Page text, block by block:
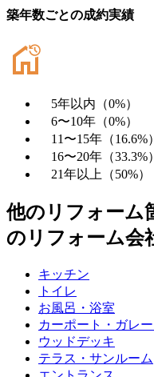
築年数ごとの成約実績
5年以内 （0%）
6〜10年 （0%）
11〜15年 （16.6%）
16〜20年 （33.3%）
21年以上
（50%）
他のリフォーム
のリフォーム会
キッチン
トイレ
お風呂・浴室
カーポート・ガレ
ウッドデッキ
テラス・サンルーム